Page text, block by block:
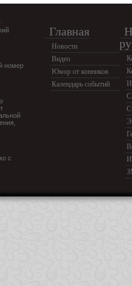
номер
с
Главная
Новости
Видео
Юмор от конников
Календарь событий